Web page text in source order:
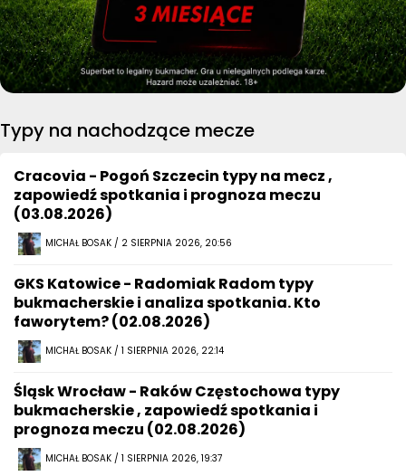
Typy na nachodzące mecze
Cracovia - Pogoń Szczecin typy na mecz ,
zapowiedź spotkania i prognoza meczu
(03.08.2026)
MICHAŁ BOSAK / 2 SIERPNIA 2026, 20:56
GKS Katowice - Radomiak Radom typy
bukmacherskie i analiza spotkania. Kto
faworytem? (02.08.2026)
MICHAŁ BOSAK / 1 SIERPNIA 2026, 22:14
Śląsk Wrocław - Raków Częstochowa typy
bukmacherskie , zapowiedź spotkania i
prognoza meczu (02.08.2026)
MICHAŁ BOSAK / 1 SIERPNIA 2026, 19:37